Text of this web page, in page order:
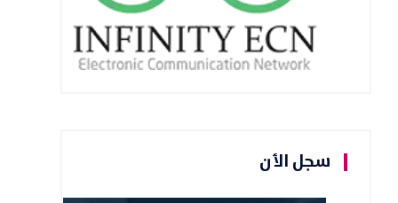
سجل الأن